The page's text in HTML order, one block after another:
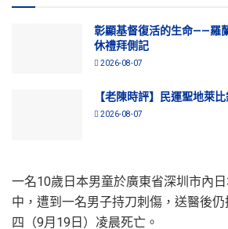
彰顯基督復活的生命——羅
休禮拜側記
2026-08-07
【老陳時評】民運聖地萊
2026-08-07
一名10歲日本男童於廣東省深圳市內
中，遭到一名男子持刀刺傷，送醫後
四（9月19日）凌晨死亡。